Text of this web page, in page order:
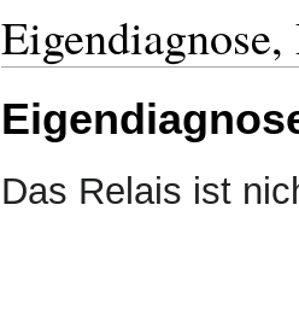
Das Relais ist